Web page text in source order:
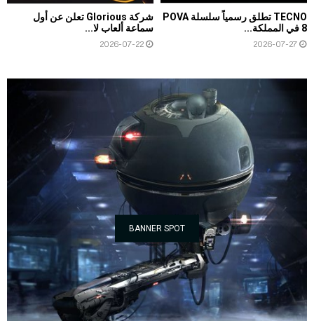
TECNO تطلق رسمياً سلسلة POVA
8 في المملكة...
2026-07-27
شركة Glorious تعلن عن أول
سماعة ألعاب لا...
2026-07-22
BANNER SPOT